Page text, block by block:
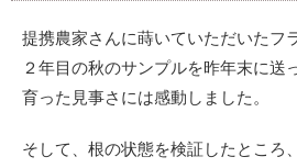
提携農家さんに蒔いていただいたフ
２年目の秋のサンプルを昨年末に送
育った見事さには感動しました。
そして、根の状態を検証したところ